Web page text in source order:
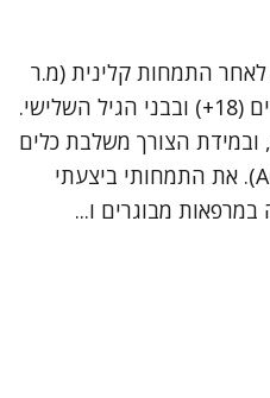
לאחר התמחות קלינית (מ.ר
27-161217), מטפלת במבוגרים (18+) ובבני הגיל השלישי.
ובמידת הצורך משלבת כלים
קוגניטיביים התנהגותיים (ACT). את התמחותי ביצעתי
מבוגרים ו...